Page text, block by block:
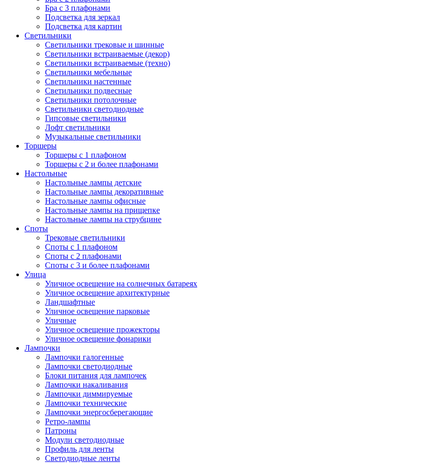
Бра с 3 плафонами
Подсветка для зеркал
Подсветка для картин
Светильники
Светильники трековые и шинные
Светильники встраиваемые (декор)
Светильники встраиваемые (техно)
Светильники мебельные
Светильники настенные
Светильники подвесные
Светильники потолочные
Светильники светодиодные
Гипсовые светильники
Лофт светильники
Музыкальные светильники
Торшеры
Торшеры с 1 плафоном
Торшеры с 2 и более плафонами
Настольные
Настольные лампы детские
Настольные лампы декоративные
Настольные лампы офисные
Настольные лампы на прищепке
Настольные лампы на струбцине
Споты
Трековые светильники
Споты с 1 плафоном
Споты с 2 плафонами
Споты с 3 и более плафонами
Улица
Уличное освещение на солнечных батареях
Уличное освещение архитектурные
Ландшафтные
Уличное освещение парковые
Уличные
Уличное освещение прожекторы
Уличное освещение фонарики
Лампочки
Лампочки галогенные
Лампочки светодиодные
Блоки питания для лампочек
Лампочки накаливания
Лампочки диммируемые
Лампочки технические
Лампочки энергосберегающие
Ретро-лампы
Патроны
Модули светодиодные
Профиль для ленты
Светодиодные ленты